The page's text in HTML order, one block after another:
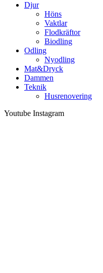
Djur
Höns
Vaktlar
Flodkräftor
Biodling
Odling
Nyodling
Mat&Dryck
Dammen
Teknik
Husrenovering
Youtube Instagram